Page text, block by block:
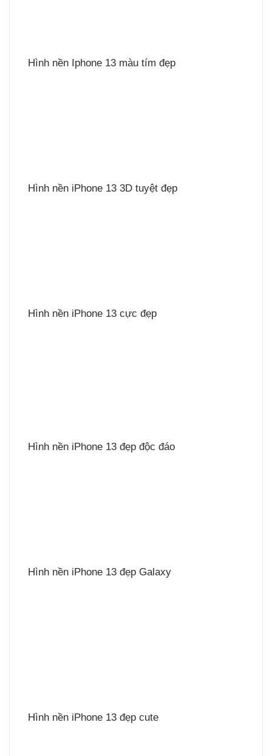
Hình nền Iphone 13 màu tím đẹp
Hình nền iPhone 13 3D tuyệt đẹp
Hình nền iPhone 13 cực đẹp
Hình nền iPhone 13 đẹp độc đáo
Hình nền iPhone 13 đẹp Galaxy
Hình nền iPhone 13 đẹp cute